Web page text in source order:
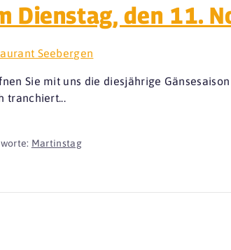
Dienstag, den 11.
Seebergen
Sie mit uns die diesjährige
tranchiert...
Martinstag